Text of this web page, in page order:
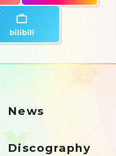
News
Discography